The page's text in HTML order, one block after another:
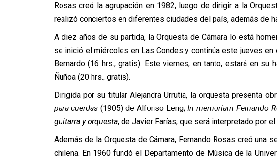
Rosas creó la agrupación en 1982, luego de dirigir a la
realizó conciertos en diferentes ciudades del país, además de
A diez años de su partida, la Orquesta de Cámara lo está
se inició el miércoles en Las Condes y continúa este jueves en
Bernardo (16 hrs., gratis). Este viernes, en tanto, estará en su
Ñuñoa (20 hrs., gratis).
Dirigida por su titular Alejandra Urrutia, la orquesta presenta
para cuerdas (1905) de Alfonso Leng;In memoriam Fernando
guitarra y orquesta, de Javier Farías, que será interpretado por
Además de la Orquesta de Cámara, Fernando Rosas creó una
chilena. En 1960 fundó el Departamento de Música de la